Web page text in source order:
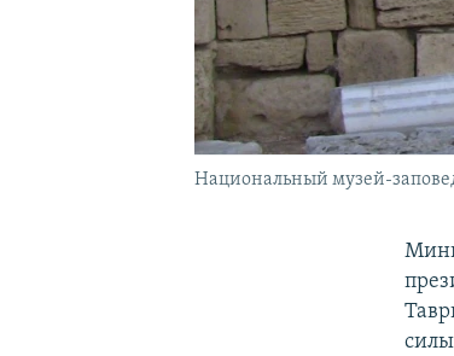
Национальный музей-